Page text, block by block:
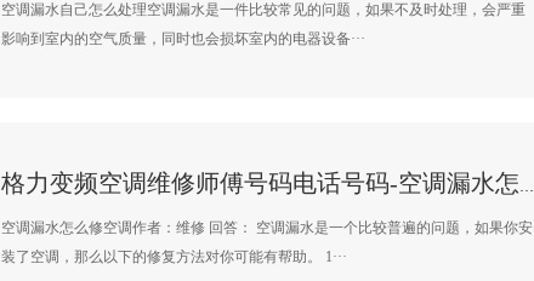
空调漏水自己怎么处理空调漏水是一件比较常见的问题，如果不及时处理，会严重
影响到室内的空气质量，同时也会损坏室内的电器设备···
格力变频空调维修师傅号码电话号码-空调漏水怎么修空调
空调漏水怎么修空调作者：维修 回答： 空调漏水是一个比较普遍的问题，如果你安
装了空调，那么以下的修复方法对你可能有帮助。 1···